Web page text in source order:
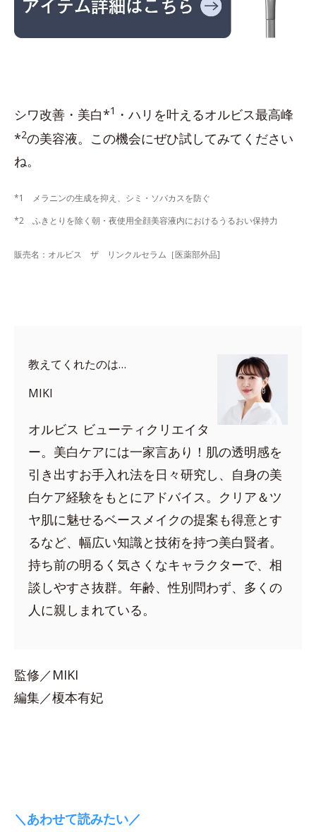
シワ改善・美白*1 ・ハリを叶えるオルビス最高峰
*2の美容液。この機会にぜひ試してみてください
ね。
*1 メラニンの生成を抑え、シミ・ソバカスを防ぐ
*2 ふきとりを除く朝・夜使用全顔美容液内におけるうるおい保持力
販売名：オルビス ザ リンクルセラム［医薬部外品]
教えてくれたのは…
MIKI
オルビス ビューティクリエイタ
ー。美白ケアには一家言あり！肌の透明感を
引き出すお手入れ法を日々研究し、自身の美
白ケア経験をもとにアドバイス。クリア＆ツ
ヤ肌に魅せるベースメイクの提案も得意とす
るなど、幅広い知識と技術を持つ美白賢者。
持ち前の明るく気さくなキャラクターで、相
談しやすさ抜群。年齢、性別問わず、多くの
人に親しまれている。
監修／MIKI
編集／榎本有妃
＼あわせて読みたい／